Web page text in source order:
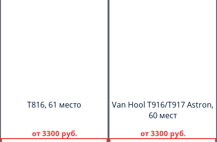
T816, 61 место
от 3300 руб.
Van Hool T916/T917 Astron,
60 мест
от 3300 руб.